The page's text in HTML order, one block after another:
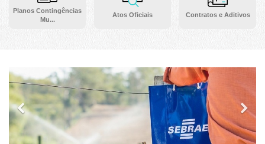
Planos Contingências
Mu...
Atos Oficiais Contratos e Aditivos
Previous